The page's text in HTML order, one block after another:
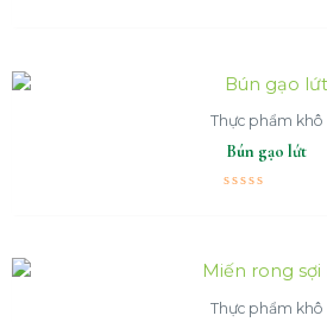
sao
Thực phẩm khô
Bún gạo lứt
sao
Thực phẩm khô